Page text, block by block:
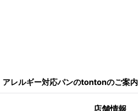
アレルギー対応パンのtontonのご案内
店舗情報